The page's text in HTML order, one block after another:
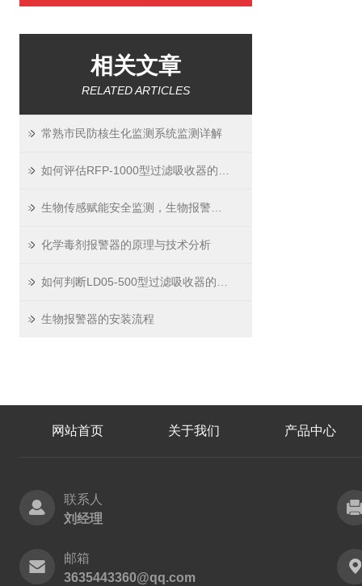
相关文章
RELATED ARTICLES
常熟市民防核生化监测系统监测详解
化学毒剂报警器的原理与技术分析
生物报警器的安装流程
网站首页 关于我们 产品中心
联系人
刘经理
邮箱
3635443360@qq.com